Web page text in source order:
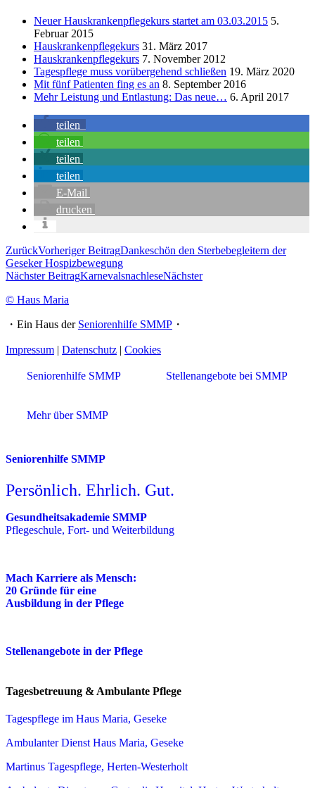
Neuer Hauskrankenpflegekurs startet am 03.03.2015 5.
Februar 2015
Hauskrankenpflegekurs 31. März 2017
Hauskrankenpflegekurs 7. November 2012
Tagespflege muss vorübergehend schließen 19. März 2020
Mit fünf Patienten fing es an 8. September 2016
Mehr Leistung und Entlastung: Das neue… 6. April 2017
teilen
teilen
teilen
teilen
E-Mail
drucken
ZurückVorheriger BeitragDankeschön den Sterbebegleitern der
Geseker Hospizbewegung
Nächster BeitragKarnevalsnachleseNächster
© Haus Maria
・Ein Haus der Seniorenhilfe SMMP ・
Impressum | Datenschutz | Cookies
Seniorenhilfe SMMP Stellenangebote bei SMMP
Mehr über SMMP
Seniorenhilfe SMMP
Persönlich. Ehrlich. Gut.
Gesundheitsakademie SMMP
Pflegeschule, Fort- und Weiterbildung
Mach Karriere als Mensch:
20 Gründe für eine
Ausbildung in der Pflege
Stellenangebote in der Pflege
Tagesbetreuung & Ambulante Pflege
Tagespflege im Haus Maria, Geseke
Ambulanter Dienst Haus Maria, Geseke
Martinus Tagespflege, Herten-Westerholt